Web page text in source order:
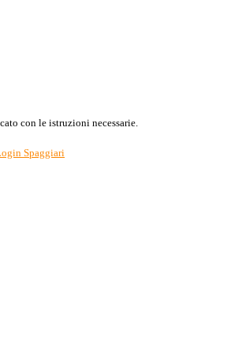
con le istruzioni necessarie.
Spaggiari